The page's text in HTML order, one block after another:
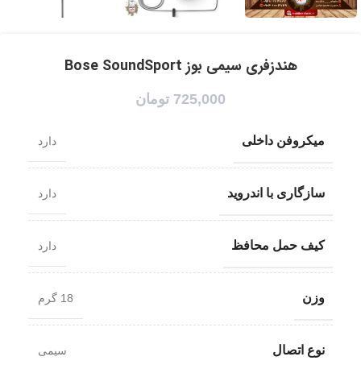
هندزفری سیمی بوز Bose SoundSport
725,000 تومان
میکروفن داخلی دارد
سازگاری با اندروید دارد
کیف حمل محافظ دارد
وزن 18 گرم
نوع اتصال سیمی